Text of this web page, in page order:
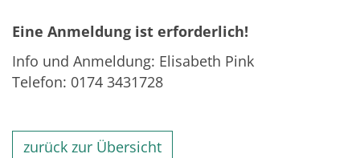
Eine Anmeldung ist erforderlich!
Info und Anmeldung: Elisabeth Pink
Telefon: 0174 3431728
zurück zur Übersicht